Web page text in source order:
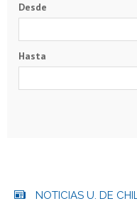
Desde
Hasta
NOTICIAS U. DE